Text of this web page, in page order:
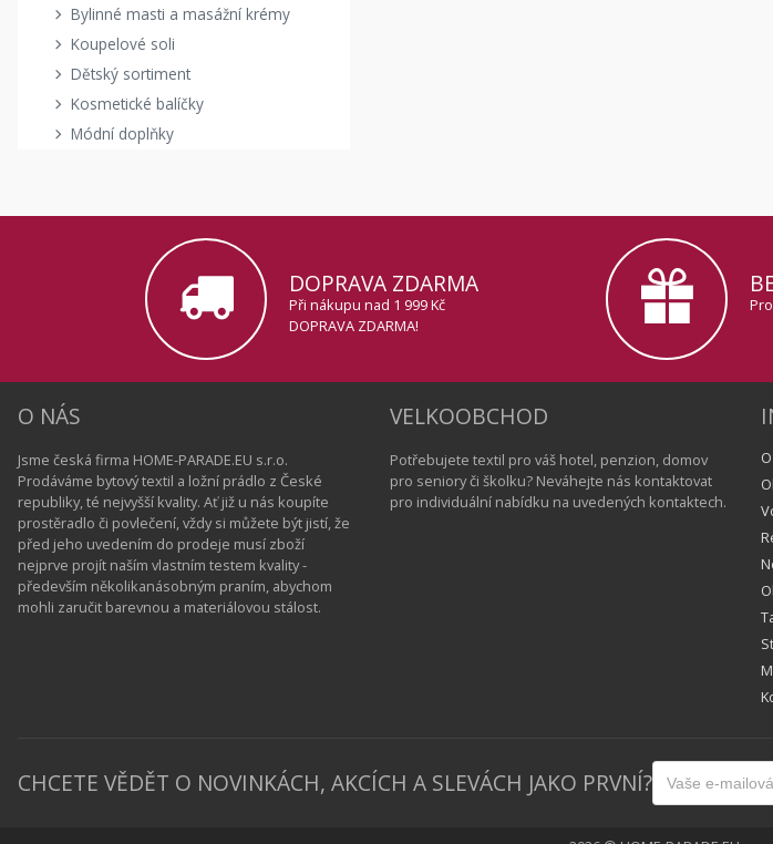
Bylinné masti a masážní krémy
Koupelové soli
Dětský sortiment
Kosmetické balíčky
Módní doplňky
DOPRAVA ZDARMA
Při nákupu nad 1 999 Kč
DOPRAVA ZDARMA!
O NÁS
Jsme česká firma HOME-PARADE.EU s.r.o.
Prodáváme bytový textil a ložní prádlo z České
republiky, té nejvyšší kvality. Ať již u nás koupíte
prostěradlo či povlečení, vždy si můžete být jistí, že
před jeho uvedením do prodeje musí zboží
nejprve projít naším vlastním testem kvality -
především několikanásobným praním, abychom
mohli zaručit barevnou a materiálovou stálost.
VELKOOBCHOD
Potřebujete textil pro váš hotel, penzion, domov
pro seniory či školku? Neváhejte nás kontaktovat
pro individuální nabídku na uvedených kontaktech.
CHCETE VĚDĚT O NOVINKÁCH, AKCÍCH A SLEVÁCH JAKO PRVNÍ?